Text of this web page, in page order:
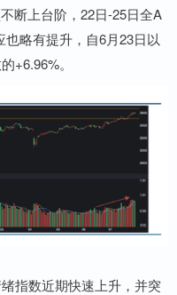
断上台阶，22日-25日全A
略有提升，自6月23日以
+6.96%。
指数近期快速上升，并突